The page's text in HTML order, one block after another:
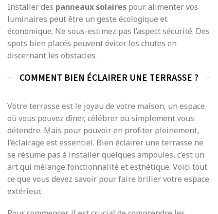
Installer des panneaux solaires pour alimenter vos
luminaires peut être un geste écologique et
économique. Ne sous-estimez pas l’aspect sécurité. Des
spots bien placés peuvent éviter les chutes en
discernant les obstacles.
COMMENT BIEN ÉCLAIRER UNE TERRASSE ?
Votre terrasse est le joyau de votre maison, un espace
où vous pouvez dîner, célébrer ou simplement vous
détendre. Mais pour pouvoir en profiter pleinement,
l’éclairage est essentiel. Bien éclairer une terrasse ne
se résume pas à installer quelques ampoules, c’est un
art qui mélange fonctionnalité et esthétique. Voici tout
ce que vous devez savoir pour faire briller votre espace
extérieur.